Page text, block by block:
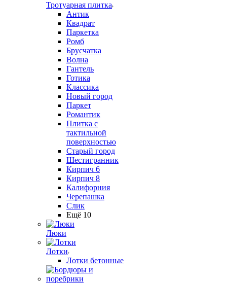
Тротуарная плитка
Антик
Квадрат
Паркетка
Ромб
Брусчатка
Волна
Гантель
Готика
Классика
Новый город
Паркет
Романтик
Плитка с
тактильной
поверхностью
Старый город
Шестигранник
Кирпич 6
Кирпич 8
Калифорния
Черепашка
Слик
Ещё 10
Люки
Лотки
Лотки бетонные